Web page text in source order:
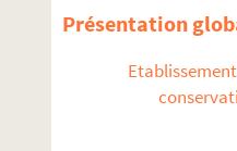
Présentation
Coloriages
Mort ! -
Et le monde se